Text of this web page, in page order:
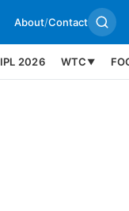
About/Contact
IPL 2026 WTC ▼